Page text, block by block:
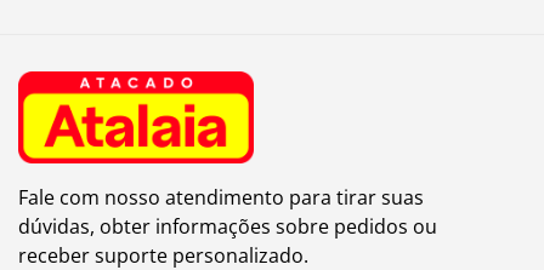
Fale com nosso atendimento para tirar suas
dúvidas, obter informações sobre pedidos ou
receber suporte personalizado.